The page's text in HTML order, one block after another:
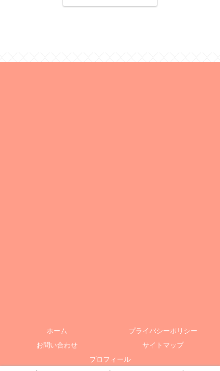
ホーム
プライバシーポリシー
お問い合わせ
サイトマップ
プロフィール